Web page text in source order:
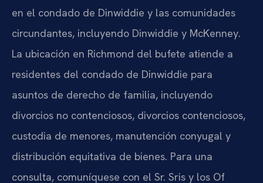
en el condado de Dinwiddie y las comunidades
circundantes, incluyendo Dinwiddie y McKenney.
La ubicación en Richmond del bufete atiende a
residentes del condado de Dinwiddie para
asuntos de derecho de familia, incluyendo
divorcios no contenciosos, divorcios contenciosos,
custodia de menores, manutención conyugal y
distribución equitativa de bienes. Para una
consulta, comuníquese con el Sr. Sris y los Of